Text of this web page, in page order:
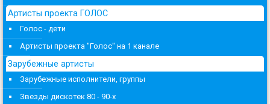
Артисты проекта ГОЛОС
Голос - дети
Артисты проекта "Голос" на 1 канале
Зарубежные артисты
Зарубежные исполнители, группы
Звезды дискотек 80 - 90-х